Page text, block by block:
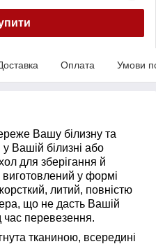
Оплата Умови
Вашу білизну та
Вашій білизні або
для зберігання й
виготовлений у формі
литий, повністю
що не дасть Вашій
час перевезення.
тканиною, всередині